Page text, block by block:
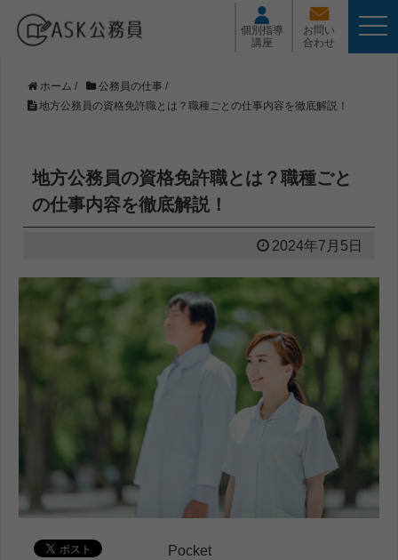
個別指導
講座
お問い
合わせ
t
o
g
i
ホーム / 公務員の仕事 /
地方公務員の資格免許職とは？職種ごとの仕事内容を徹底解説！
地方公務員の資格免許職とは？職種ごと
の仕事内容を徹底解説！
2024年7月5日
Pocket